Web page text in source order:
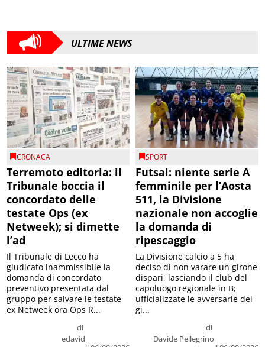
ULTIME NEWS
CRONACA
Terremoto editoria: il
Tribunale boccia il
concordato delle
testate Ops (ex
Netweek); si dimette
l’ad
di
edavid
Il Tribunale di Lecco ha
giudicato inammissibile la
domanda di concordato
preventivo presentata dal
gruppo per salvare le testate
ex Netweek ora Ops R...
SPORT
Futsal: niente serie A
femminile per l’Aosta
511, la Divisione
nazionale non accoglie
la domanda di
ripescaggio
di
Davide Pellegrino
La Divisione calcio a 5 ha
deciso di non varare un girone
dispari, lasciando il club del
capoluogo regionale in B;
ufficializzate le avversarie dei
gi...